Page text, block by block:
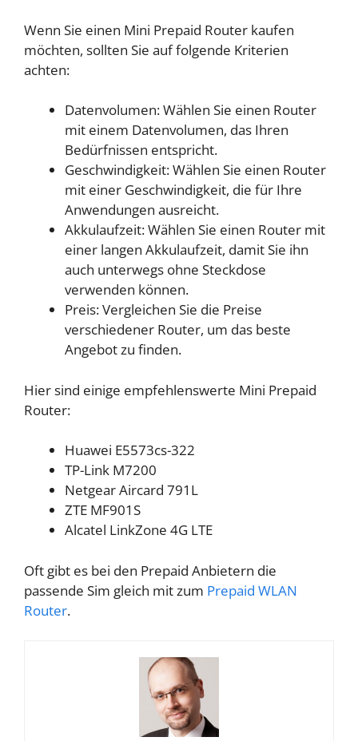
Wenn Sie einen Mini Prepaid Router kaufen
möchten, sollten Sie auf folgende Kriterien
achten:
Datenvolumen: Wählen Sie einen Router
mit einem Datenvolumen, das Ihren
Bedürfnissen entspricht.
Geschwindigkeit: Wählen Sie einen Router
mit einer Geschwindigkeit, die für Ihre
Anwendungen ausreicht.
Akkulaufzeit: Wählen Sie einen Router mit
einer langen Akkulaufzeit, damit Sie ihn
auch unterwegs ohne Steckdose
verwenden können.
Preis: Vergleichen Sie die Preise
verschiedener Router, um das beste
Angebot zu finden.
Hier sind einige empfehlenswerte Mini Prepaid
Router:
Huawei E5573cs-322
TP-Link M7200
Netgear Aircard 791L
ZTE MF901S
Alcatel LinkZone 4G LTE
Oft gibt es bei den Prepaid Anbietern die
passende Sim gleich mit zum Prepaid WLAN
Router.